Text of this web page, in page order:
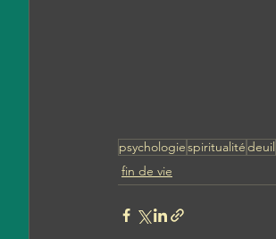
psychologiespiritualitédeuil
fin de vie